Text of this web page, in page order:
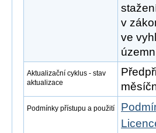
v
ve
Aktualizační cyklus - stav
aktualizace
Podmínky přístupu a použití